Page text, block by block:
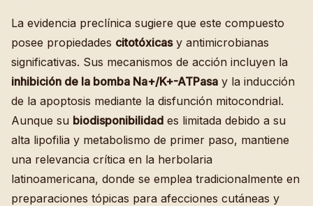
La evidencia preclínica sugiere que este compuesto
posee propiedades citotóxicasy antimicrobianas
significativas. Sus mecanismos de acción incluyen la
inhibición de la bomba Na+/K+-ATPasa y la inducción
de la apoptosis mediante la disfunción mitocondrial.
Aunque su biodisponibilidad es limitada debido a su
alta lipofilia y metabolismo de primer paso, mantiene
una relevancia crítica en la herbolaria
latinoamericana, donde se emplea tradicionalmente en
preparaciones tópicas para afecciones cutáneas y